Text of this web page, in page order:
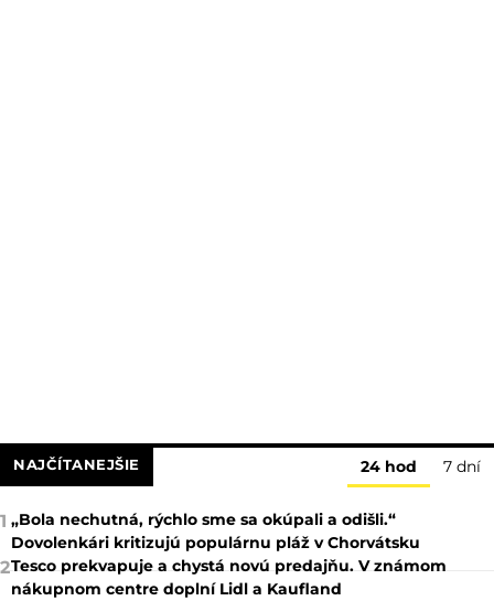
NAJČÍTANEJŠIE 24 hod 7 dní
1 „Bola nechutná, rýchlo sme sa okúpali a odišli.“
Dovolenkári kritizujú populárnu pláž v Chorvátsku
2Tesco prekvapuje a chystá novú predajňu. V známom
nákupnom centre doplní Lidl a Kaufland